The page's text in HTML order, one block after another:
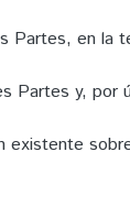
Partes, en la
Partes y, por
existente